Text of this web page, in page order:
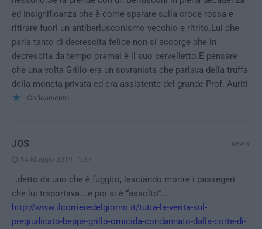
ed insignificanza che è come sparare sulla croce rossa e
ritirare fuori un antiberlusconismo vecchio e ritrito.Lui che
parla tanto di decrescita felice non si accorge che in
decrescita da tempo oramai è il suo cervelletto.E pensare
che una volta Grillo era un sovranista che parlava della truffa
della moneta privata ed era assistente del grande Prof. Auriti
Caricamento...
JOS
14 Maggio 2019 - 1:37
…detto da uno che è fuggito, lasciando morire i passegeri
che lui trsportava….e poi si è “assolto”…..
http://www.ilcorrieredelgiorno.it/tutta-la-verita-sul-
pregiudicato-beppe-grillo-omicida-condannato-dalla-corte-di-
REPLY